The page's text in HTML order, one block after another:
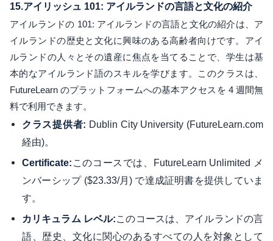
15.アイリッシュ 101: アイルランドの言語と文化の紹介
アイルランドの 101: アイルランドの言語と文化の紹介は、ア
イルランドの歴史と文化に興味のある高齢者向けです。アイ
ルランドの人々とその遺産に焦点を当てることで、学生は基
本的なアイルランド語のスキルを学びます。このクラスは、
FutureLearn のプラットフォームへの基本アクセスを 4 週間無
料で利用できます。
クラス提供者: Dublin City University (FutureLearn.com
経由)。
Certificate: このコースでは、FutureLearn Unlimited メ
ンバーシップ ($23.33/月) で達成証明書を提供していま
す。
カリキュラム レベル: このコースは、アイルランドの言
語、歴史、文化に関心のあるすべての人を対象として